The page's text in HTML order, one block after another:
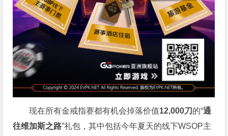
现在所有金戒指赛都有机会掉落价值12,000刀 的“通
往维加斯之路”礼包，其中包括今年夏天的线下WSOP主